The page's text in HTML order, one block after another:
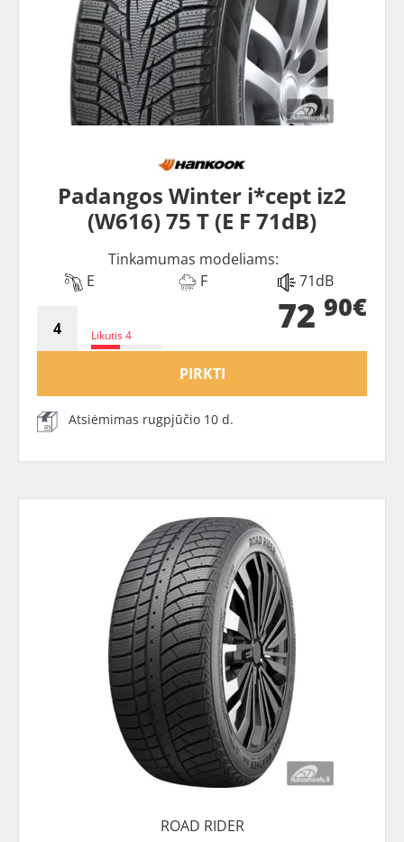
Padangos Winter i*cept iz2
(W616) 75 T (E F 71dB)
Tinkamumas modeliams:
E
F 71dB
Likutis 4 72 90€
PIRKTI
Atsiėmimas rugpjūčio 10 d.
ROAD RIDER